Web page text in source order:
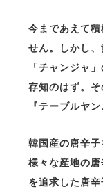
今まであえて
せん。しかし
「チャンジャ
存知のはず。
『テーブルヤ
韓国産の唐辛
様々な産地の
を追求した唐